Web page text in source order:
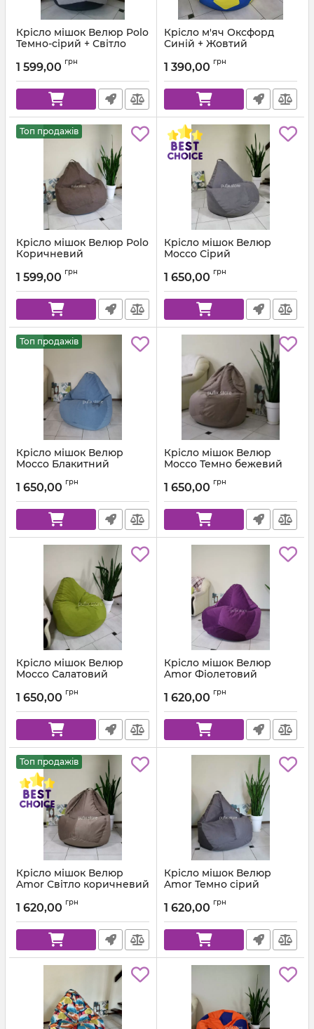
Крісло мішок Велюр Polo
Темно-сірий + Світло
Артикул: km-polo-17-16-l
1 599,00 грн
Крісло м'яч Оксфорд
Синій + Жовтий
1 390,00 грн
Топ продажів
Крісло мішок Велюр Polo
Коричневий
1 599,00 грн
Крісло мішок Велюр
Mocco Сірий
1 650,00 грн
Топ продажів
Крісло мішок Велюр
Mocco Блакитний
1 650,00 грн
Крісло мішок Велюр
Mocco Темно бежевий
1 650,00 грн
Крісло мішок Велюр
Mocco Салатовий
1 650,00 грн
Крісло мішок Велюр
Amor Фіолетовий
1 620,00 грн
Топ продажів
Крісло мішок Велюр
Amor Світло коричневий
1 620,00 грн
Крісло мішок Велюр
Amor Темно сірий
1 620,00 грн